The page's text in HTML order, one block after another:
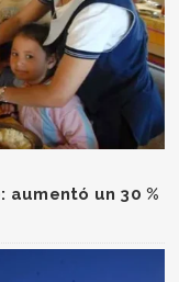
aumentó un 30 %